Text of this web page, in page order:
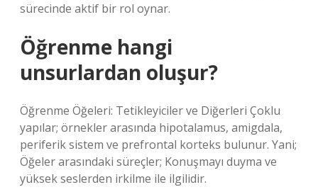
sürecinde aktif bir rol oynar.
Öğrenme hangi
unsurlardan oluşur?
Öğrenme Öğeleri: Tetikleyiciler ve Diğerleri Çoklu
yapılar; örnekler arasında hipotalamus, amigdala,
periferik sistem ve prefrontal korteks bulunur. Yani;
Öğeler arasındaki süreçler; Konuşmayı duyma ve
yüksek seslerden irkilme ile ilgilidir.